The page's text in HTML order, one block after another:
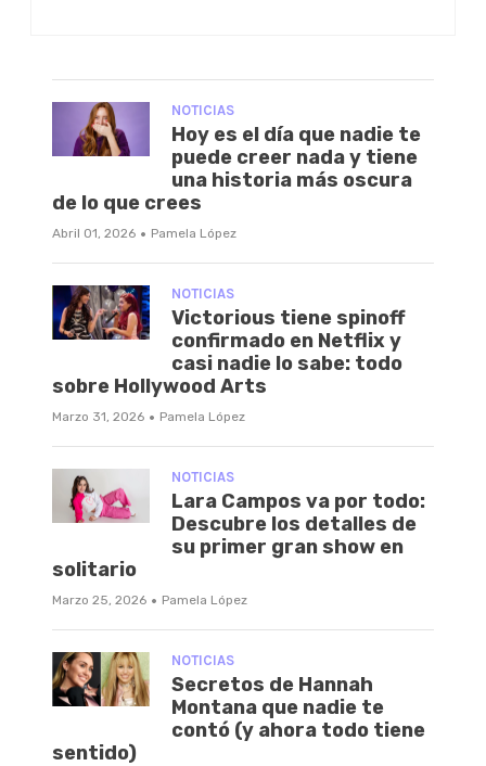
NOTICIAS
Hoy es el día que nadie te
puede creer nada y tiene
una historia más oscura
de lo que crees
Abril 01, 2026 · Pamela López
NOTICIAS
Victorious tiene spinoff
confirmado en Netflix y
casi nadie lo sabe: todo
sobre Hollywood Arts
Marzo 31, 2026 · Pamela López
NOTICIAS
Lara Campos va por todo:
Descubre los detalles de
su primer gran show en
solitario
Marzo 25, 2026 · Pamela López
NOTICIAS
Secretos de Hannah
Montana que nadie te
contó (y ahora todo tiene
sentido)